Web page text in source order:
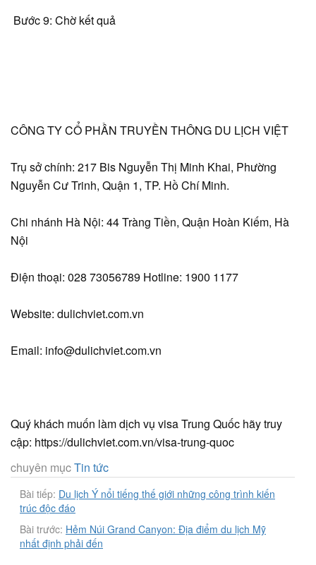
Bước 9: Chờ kết quả
CÔNG TY CỔ PHẦN TRUYỀN THÔNG DU LỊCH VIỆT
Trụ sở chính: 217 Bis Nguyễn Thị Minh Khai, Phường
Nguyễn Cư Trinh, Quận 1, TP. Hồ Chí Minh.
Chi nhánh Hà Nội: 44 Tràng Tiền, Quận Hoàn Kiếm, Hà
Nội
Điện thoại: 028 73056789 Hotline: 1900 1177
Website: dulichviet.com.vn
Email: info@dulichviet.com.vn
Quý khách muốn làm dịch vụ visa Trung Quốc hãy truy
cập: https://dulichviet.com.vn/visa-trung-quoc
chuyên mụcTin tức
Bài tiếp: Du lịch Ý nổi tiếng thế giới những công trình kiến
trúc độc đáo
Bài trước: Hẻm Núi Grand Canyon: Địa điểm du lịch Mỹ
nhất định phải đến